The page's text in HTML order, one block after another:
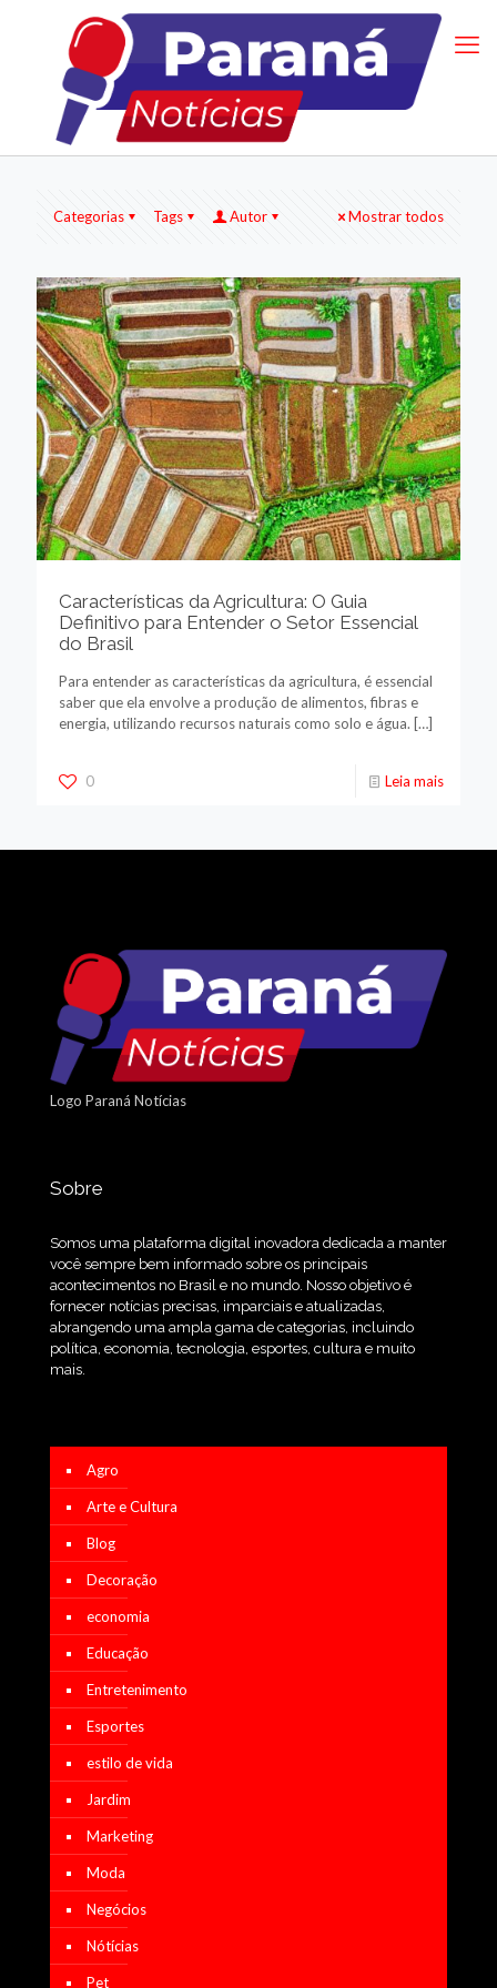
Categorias Tags Autor Mostrar todos
Características da Agricultura: O Guia
Definitivo para Entender o Setor Essencial
do Brasil
Para entender as características da agricultura, é essencial
saber que ela envolve a produção de alimentos, fibras e
energia, utilizando recursos naturais como solo e água. […]
0 Leia mais
Logo Paraná Notícias
Sobre
Somos uma plataforma digital inovadora dedicada a manter
você sempre bem informado sobre os principais
acontecimentos no Brasil e no mundo. Nosso objetivo é
fornecer notícias precisas, imparciais e atualizadas,
abrangendo uma ampla gama de categorias, incluindo
política, economia, tecnologia, esportes, cultura e muito
mais.
Agro
Arte e Cultura
Blog
Decoração
economia
Educação
Entretenimento
Esportes
estilo de vida
Jardim
Marketing
Moda
Negócios
Nótícias
Pet